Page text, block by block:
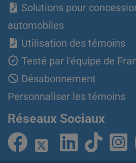
Solutions pour
automobiles
Utilisation des témoins
Testé par l'équipe de
Désabonnement
Personnaliser les témoins
Réseaux Sociaux